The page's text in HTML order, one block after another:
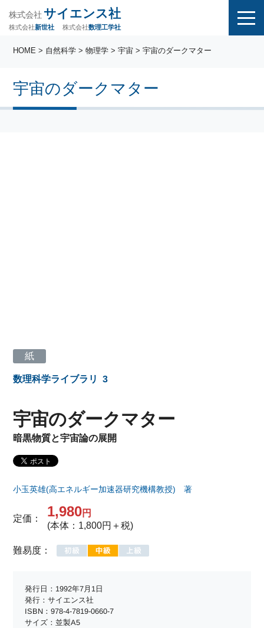
株式会社 サイエンス社
株式会社新世社 株式会社数理工学社
宇宙のダークマター
HOME > 自然科学 >物理学 >宇宙 > 宇宙のダークマター
紙
数理科学ライブラリ 3
宇宙のダークマター
暗黒物質と宇宙論の展開
小玉英雄(高エネルギー加速器研究機構教授) 著
定価： 1,980円
(本体：1,800円＋税)
難易度：
発行日：1992年7月1日
発行：サイエンス社
ISBN：978-4-7819-0660-7
サイズ：並製A5